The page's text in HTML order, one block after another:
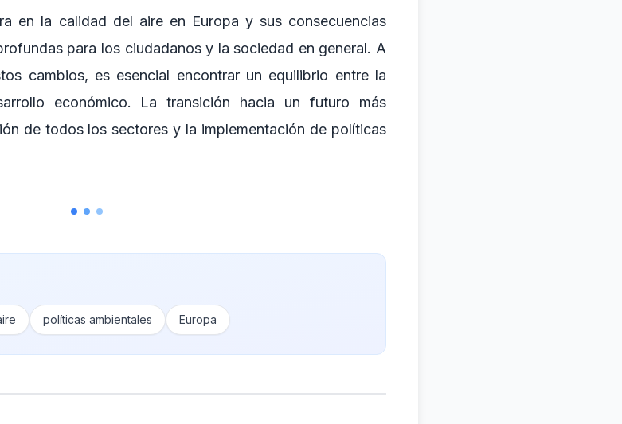
en la calidad del aire en Europa y sus consecuencias
para los ciudadanos y la sociedad en general. A
cambios, es esencial encontrar un equilibrio entre la
económico. La transición hacia un futuro más
de todos los sectores y la implementación de políticas
políticas ambientales Europa